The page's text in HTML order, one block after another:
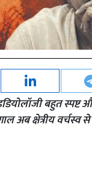
बहुत
अब क्षेत्रीय